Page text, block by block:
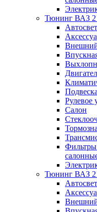
Тюнинг ВАЗ
Автосвет
Подвеска
Рулевое
Салон
Фильтры
Тюнинг ВАЗ
Автосвет